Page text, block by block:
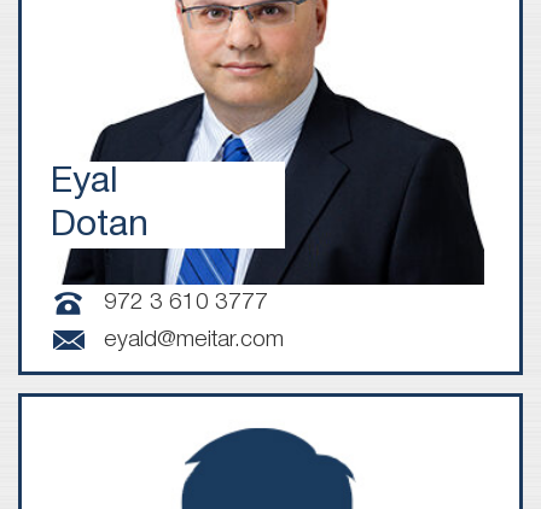
Eyal
Dotan
972 3 610 3777
eyald@meitar.com